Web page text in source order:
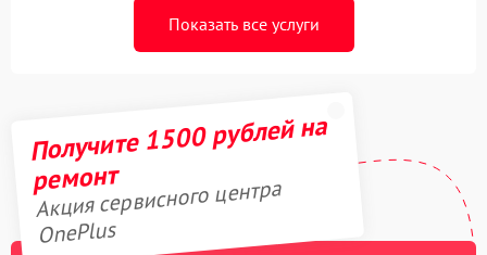
Показать все услуги
Получите 1500 рублей на
ремонт
Акция сервисного центра
OnePlus